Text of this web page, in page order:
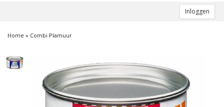
Inloggen
Home » Combi Plamuur